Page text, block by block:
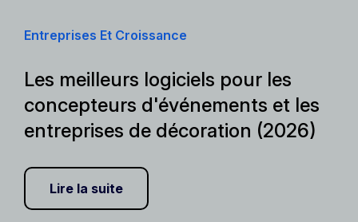
Entreprises Et Croissance
Les meilleurs logiciels pour les
concepteurs d'événements et les
entreprises de décoration (2026)
Lire la suite